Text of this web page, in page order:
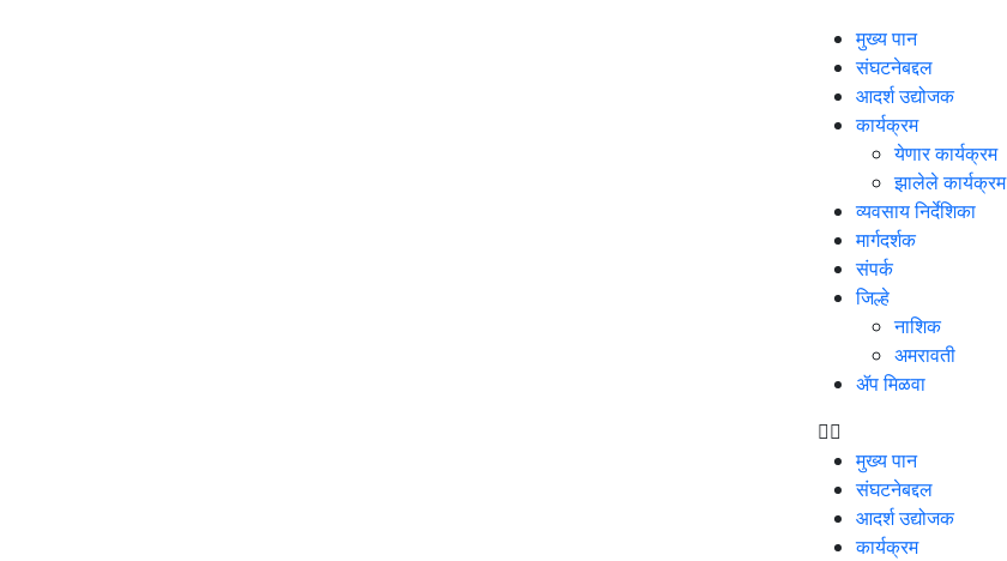
मुख्य पान
संघटनेबद्दल
आदर्श उद्योजक
कार्यक्रम
येणार कार्यक्रम
झालेले कार्यक्रम
व्यवसाय निर्देशिका
मार्गदर्शक
संपर्क
जिल्हे
नाशिक
अमरावती
ॲप मिळवा
मुख्य पान
संघटनेबद्दल
आदर्श उद्योजक
कार्यक्रम